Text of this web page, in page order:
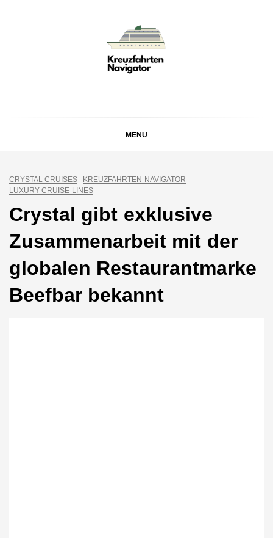
MENU
CRYSTAL CRUISES
KREUZFAHRTEN-NAVIGATOR
LUXURY CRUISE LINES
Crystal gibt exklusive
Zusammenarbeit mit der
globalen Restaurantmarke
Beefbar bekannt